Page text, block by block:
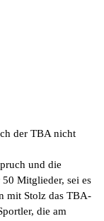
der TBA nicht
und die
Mitglieder, sei es
mit Stolz das TBA-
die am